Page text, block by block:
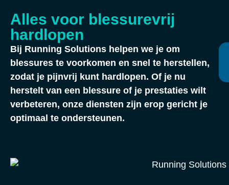
Alles voor blessurevrij
hardlopen
Bij Running Solutions helpen we je om
blessures te voorkomen en snel te herstellen,
zodat je pijnvrij kunt hardlopen. Of je nu
herstelt van een blessure of je prestaties wilt
verbeteren, onze diensten zijn erop gericht je
optimaal te ondersteunen.